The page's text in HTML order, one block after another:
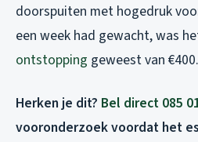
doorspuiten met hogedruk
een week had gewacht, was
ontstopping geweest van €400.
Herken je dit? Bel direct 085
vooronderzoek voordat het